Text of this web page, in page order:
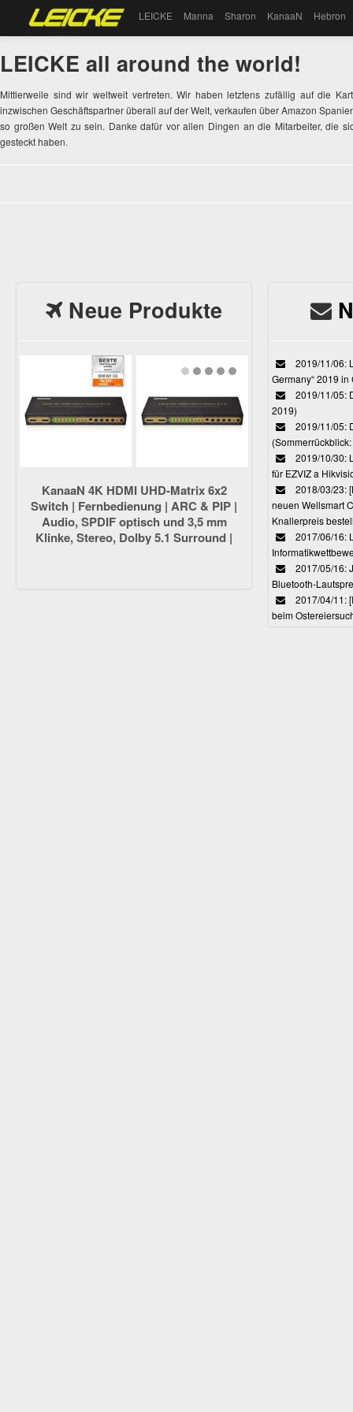
LEICKE Manna Sharon KanaaN Hebron
LEICKE all around the world!
Mittlerweile sind wir weltweit vertreten. Wir haben letztens zufällig auf die
inzwischen Geschäftspartner überall auf der Welt, verkaufen über Amazon
so großen Welt zu sein. Danke dafür vor allen Dingen an die Mitarbeiter, die
gesteckt haben.
Neue Produkte
KanaaN 4K HDMI UHD-Matrix 6x2
Switch | Fernbedienung | ARC & PIP |
Audio, SPDIF optisch und 3,5 mm
Klinke, Stereo, Dolby 5.1 Surround |
2019/11/06:
Germany“ 2019
2019/11/05:
2019)
2019/11/05:
2019/10/30:
für EZVIZ a
2018/03/23:
neuen Wellsmart
Knallerpreis
2017/06/16:
2017/05/16:
Bluetooth-
2017/04/11:
beim